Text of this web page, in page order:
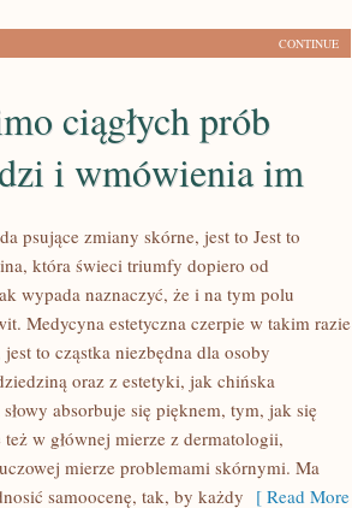
CONTINUE
ciągłych prób
i wmówienia im
psujące zmiany skórne, jest to Jest to
która świeci triumfy dopiero od
wypada naznaczyć, że i na tym polu
Medycyna estetyczna czerpie w takim razie
to cząstka niezbędna dla osoby
oraz z estetyki, jak chińska
absorbuje się pięknem, tym, jak się
w głównej mierze z dermatologii,
mierze problemami skórnymi. Ma
samoocenę, tak, by każdy [ Read More